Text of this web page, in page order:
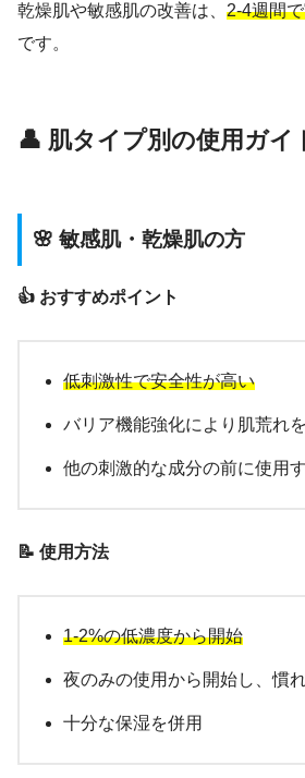
乾燥肌や敏感肌の改善は、 2-4週間
です。
👤 肌タイプ別の使用ガイ
🌸 敏感肌・乾燥肌の方
👍 おすすめポイント
低刺激性で安全性が高い
バリア機能強化により肌荒れ
他の刺激的な成分の前に使用
📝 使用方法
1-2%の低濃度から開始
夜のみの使用から開始し、慣
十分な保湿を併用